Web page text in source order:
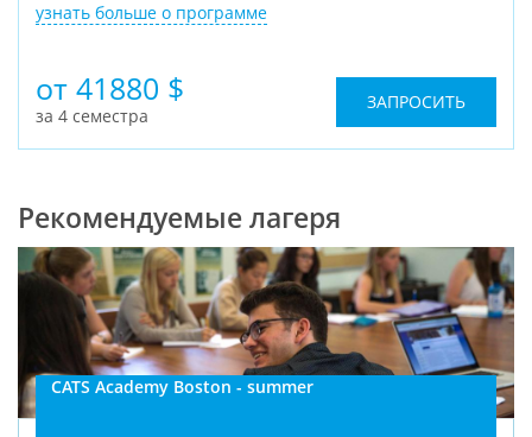
узнать больше о программе
от 41880 $
за 4 семестра
ЗАПРОСИТЬ
Рекомендуемые лагеря
CATS Academy Boston - summer